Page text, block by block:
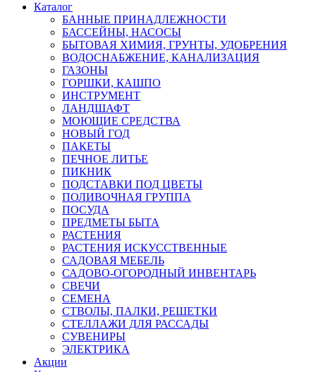
Каталог
БАННЫЕ ПРИНАДЛЕЖНОСТИ
БАССЕЙНЫ, НАСОСЫ
БЫТОВАЯ ХИМИЯ, ГРУНТЫ, УДОБРЕНИЯ
ВОДОСНАБЖЕНИЕ, КАНАЛИЗАЦИЯ
ГАЗОНЫ
ГОРШКИ, КАШПО
ИНСТРУМЕНТ
ЛАНДШАФТ
МОЮЩИЕ СРЕДСТВА
НОВЫЙ ГОД
ПАКЕТЫ
ПЕЧНОЕ ЛИТЬЕ
ПИКНИК
ПОДСТАВКИ ПОД ЦВЕТЫ
ПОЛИВОЧНАЯ ГРУППА
ПОСУДА
ПРЕДМЕТЫ БЫТА
РАСТЕНИЯ
РАСТЕНИЯ ИСКУССТВЕННЫЕ
САДОВАЯ МЕБЕЛЬ
САДОВО-ОГОРОДНЫЙ ИНВЕНТАРЬ
СВЕЧИ
СЕМЕНА
СТВОЛЫ, ПАЛКИ, РЕШЕТКИ
СТЕЛЛАЖИ ДЛЯ РАССАДЫ
СУВЕНИРЫ
ЭЛЕКТРИКА
Акции